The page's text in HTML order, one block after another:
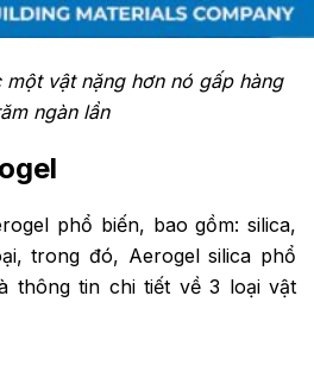
một vật nặng hơn nó gấp hàng
ngàn lần
phổ biến, bao gồm: silica,
trong đó, Aerogel silica phổ
thông tin chi tiết về 3 loại vật